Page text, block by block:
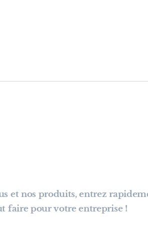
et nos produits, entrez
faire pour votre entreprise !